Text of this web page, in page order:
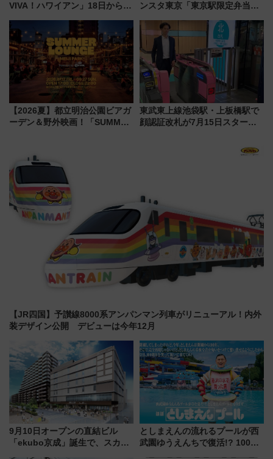
VIVA！ハワイアン」18日から営
ァミリーから大人まで幅広い世
代が一日中楽しる夏のリゾート
を楽しんで
ンスタ東京「東京駅限定弁当
【2026夏】都立明治公園ビアガ
ーデン＆野外映画！「SUMMER
を満喫！
東武東上線池袋駅・上板橋駅で
顔認証改札が7月15日スター
【JR四国】予讃線8000系アンパンマン列車がリニューアル！内外
装デザイン公開 デビューは今年12月
9月10日オープンの直結ビル
「ekubo京成」誕生で、スカイ
としまえんの流れるプールが西
武園ゆうえんちで復活!? 100周